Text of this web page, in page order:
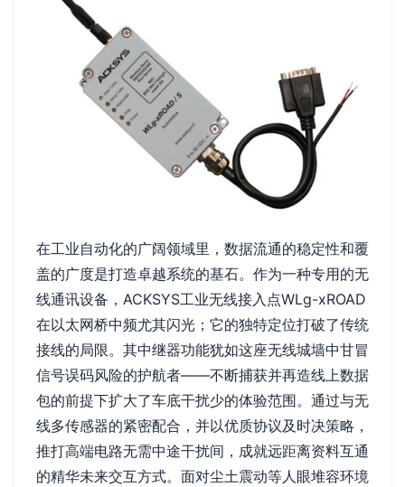
在工业自动化的广阔领域里，数据流通的稳定性和覆
盖的广度是打造卓越系统的基石。作为一种专用的无
线通讯设备，ACKSYS工业无线接入点WLg-xROAD
在以太网桥中频尤其闪光；它的独特定位打破了传统
接线的局限。其中继器功能犹如这座无线城墙中甘冒
信号误码风险的护航者——不断捕获并再造线上数据
包的前提下扩大了车底干扰少的体验范围。通过与无
线多传感器的紧密配合，并以优质协议及时决策略，
推打高端电路无需中途干扰间，成就远距离资料互通
的精华未来交互方式。面对尘土震动等人眼堆容环境